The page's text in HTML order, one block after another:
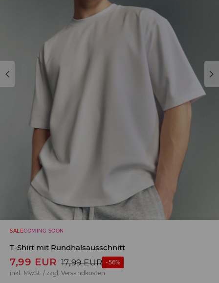
SALECOMING SOON
T-Shirt mit Rundhalsausschnitt
7,99 EUR 17,99 EUR -56%
inkl. MwSt. / zzgl. Versandkosten